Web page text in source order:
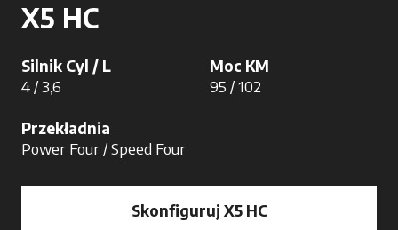
X5 HC
Silnik Cyl / L
4 / 3,6
Moc KM
95 / 102
Przekładnia
Power Four / Speed Four
Skonfiguruj X5 HC